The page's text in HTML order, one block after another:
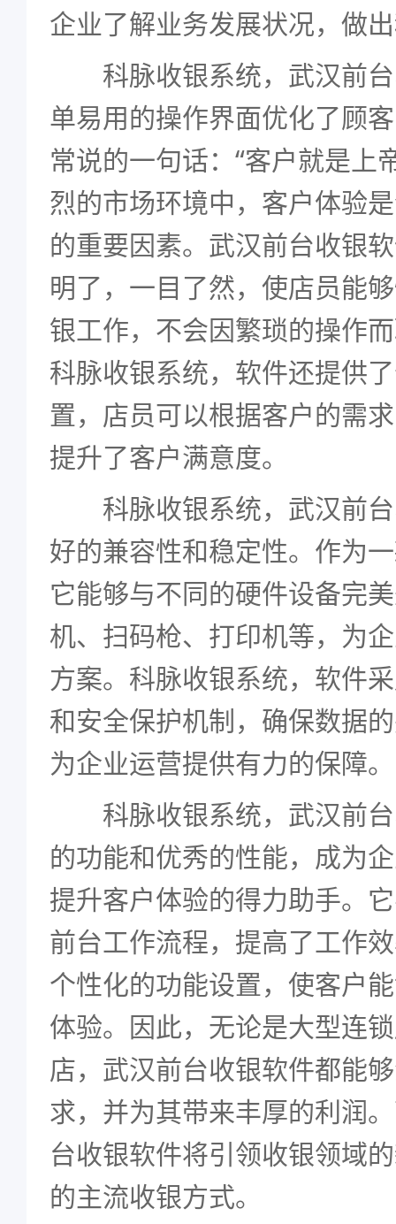
企业了解业务发展状况，做
科脉收银系统，武汉前台
单易用的操作界面优化了顾
常说的一句话：“客户就是上
烈的市场环境中，客户体验
的重要因素。武汉前台收银
明了，一目了然，使店员能
银工作，不会因繁琐的操作
科脉收银系统，软件还提供
置，店员可以根据客户的需
提升了客户满意度。
科脉收银系统，武汉前台
好的兼容性和稳定性。作为
它能够与不同的硬件设备完
机、扫码枪、打印机等，为
方案。科脉收银系统，软件
和安全保护机制，确保数据
为企业运营提供有力的保障。
科脉收银系统，武汉前台
的功能和优秀的性能，成为
提升客户体验的得力助手。
前台工作流程，提高了工作
个性化的功能设置，使客户
体验。因此，无论是大型连
店，武汉前台收银软件都能
求，并为其带来丰厚的利润
台收银软件将引领收银领域
的主流收银方式。